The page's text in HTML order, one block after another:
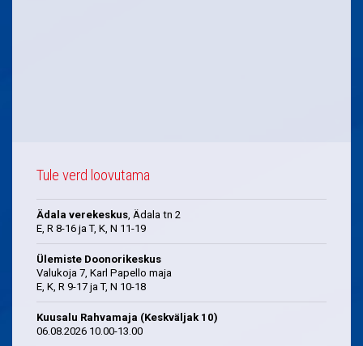
Tule verd loovutama
Ädala verekeskus, Ädala tn 2
E, R 8-16 ja T, K, N 11-19
Ülemiste Doonorikeskus
Valukoja 7, Karl Papello maja
E, K, R 9-17 ja T, N 10-18
Kuusalu Rahvamaja (Keskväljak 10)
06.08.2026 10.00-13.00